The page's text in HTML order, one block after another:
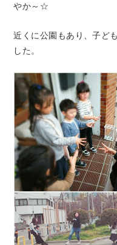
やか～☆
近くに公園もあり、子ど
した。